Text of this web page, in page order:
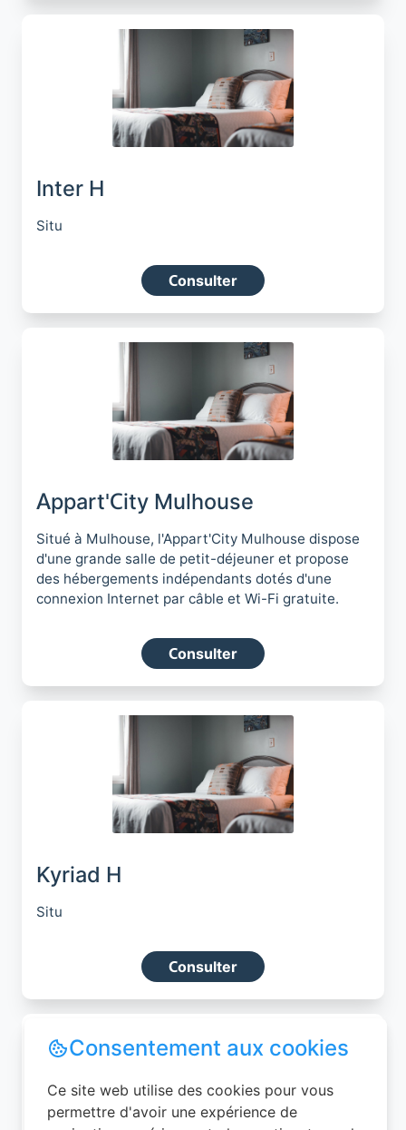
Inter H
Situ
Consulter
Appart'City Mulhouse
Situé à Mulhouse, l'Appart'City Mulhouse dispose
d'une grande salle de petit-déjeuner et propose
des hébergements indépendants dotés d'une
connexion Internet par câble et Wi-Fi gratuite.
Consulter
Kyriad H
Situ
Consulter
Consentement aux cookies
Ce site web utilise des cookies pour vous
permettre d'avoir une expérience de